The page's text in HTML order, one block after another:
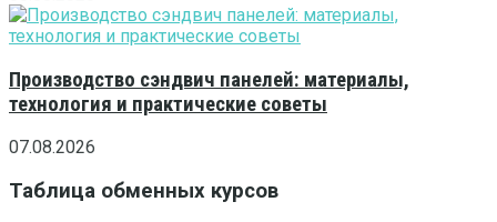
Производство сэндвич панелей: материалы,
технология и практические советы
07.08.2026
Таблица обменных курсов